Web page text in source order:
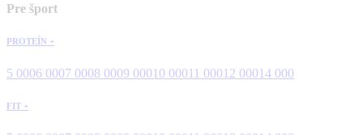
Pre šport
PROTEÍN +
5 0006 0007 0008 0009 00010 00011 00012 00014 000
FIT +